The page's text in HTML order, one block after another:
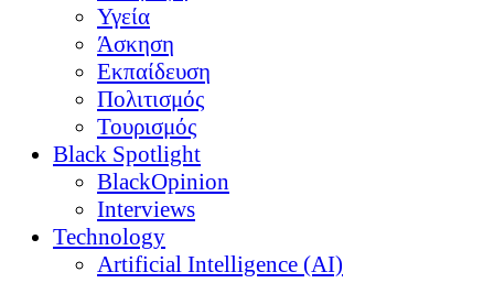
Υγεία
Άσκηση
Εκπαίδευση
Πολιτισμός
Τουρισμός
Black Spotlight
BlackOpinion
Interviews
Technology
Artificial Intelligence (AI)